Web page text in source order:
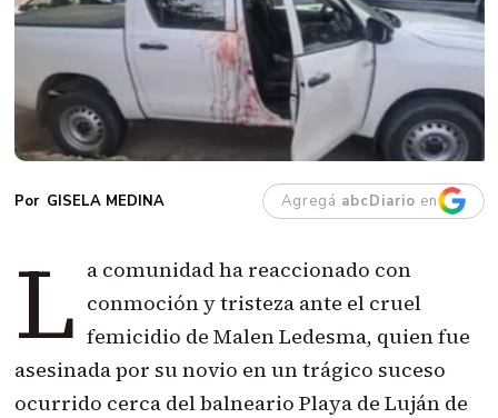
GISELA MEDINA Agregá abcDiario en
L a comunidad ha reaccionado con
conmoción y tristeza ante el cruel
femicidio de Malen Ledesma, quien fue
asesinada por su novio en un trágico suceso
ocurrido cerca del balneario Playa de Luján de